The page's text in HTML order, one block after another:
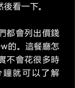
看一下。
都會列出價錢
的。這餐廳怎
不會花很多時
就可以了解